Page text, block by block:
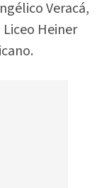
Veracá,
Heiner